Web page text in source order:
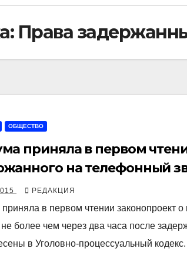
Права
ОБЩЕСТВО
приняла в первом
на телефонный
РЕДАКЦИЯ
приняла в первом чтении законопроект
не более чем через два часа после
в Уголовно-процессуальный